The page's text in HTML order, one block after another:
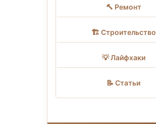
🔨 Ремонт
🏗 Строительство
💡 Лайфхаки
📝 Статьи